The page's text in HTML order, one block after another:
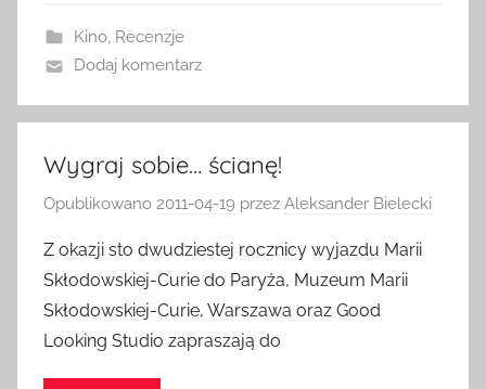
Kino, Recenzje
Dodaj komentarz
Wygraj sobie… ścianę!
Opublikowano 2011-04-19 przez Aleksander Bielecki
Z okazji sto dwudziestej rocznicy wyjazdu Marii
Skłodowskiej-Curie do Paryża, Muzeum Marii
Skłodowskiej-Curie, Warszawa oraz Good
Looking Studio zapraszają do